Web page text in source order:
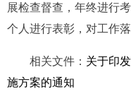
展检查督查，年终进行
个人进行表彰，对工作
相关文件： 关于印
施方案的通知